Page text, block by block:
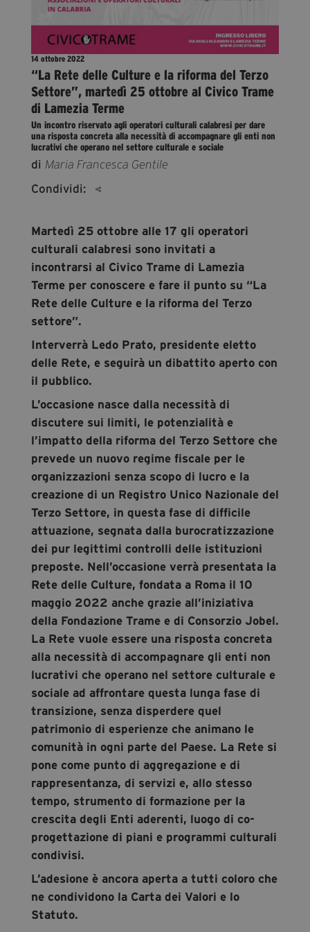
segreteria@tramefestival.it
info@tramefestival.it
+39 346 954 4078
14 ottobre 2022
“La Rete delle Culture e la riforma del Terzo
Settore”, martedì 25 ottobre al Civico Trame
di Lamezia Terme
Un incontro riservato agli operatori culturali calabresi per dare
una risposta concreta alla necessità di accompagnare gli enti non
lucrativi che operano nel settore culturale e sociale
di Maria Francesca Gentile
Condividi:
Martedì 25 ottobre alle 17 gli operatori
culturali calabresi sono invitati a
incontrarsi al Civico Trame di Lamezia
Terme per conoscere e fare il punto su “La
Rete delle Culture e la riforma del Terzo
settore”.
Interverrà Ledo Prato, presidente eletto
delle Rete, e seguirà un dibattito aperto con
il pubblico.
L’occasione nasce dalla necessità di
discutere sui limiti, le potenzialità e
l’impatto della riforma del Terzo Settore che
prevede un nuovo regime fiscale per le
organizzazioni senza scopo di lucro e la
creazione di un Registro Unico Nazionale del
Terzo Settore, in questa fase di difficile
attuazione, segnata dalla burocratizzazione
dei pur legittimi controlli delle istituzioni
preposte. Nell’occasione verrà presentata la
Rete delle Culture, fondata a Roma il 10
maggio 2022 anche grazie all’iniziativa
della Fondazione Trame e di Consorzio Jobel.
La Rete vuole essere una risposta concreta
alla necessità di accompagnare gli enti non
lucrativi che operano nel settore culturale e
sociale ad affrontare questa lunga fase di
transizione, senza disperdere quel
patrimonio di esperienze che animano le
comunità in ogni parte del Paese. La Rete si
pone come punto di aggregazione e di
rappresentanza, di servizi e, allo stesso
tempo, strumento di formazione per la
crescita degli Enti aderenti, luogo di co-
progettazione di piani e programmi culturali
condivisi.
L’adesione è ancora aperta a tutti coloro che
ne condividono la Carta dei Valori e lo
Statuto.